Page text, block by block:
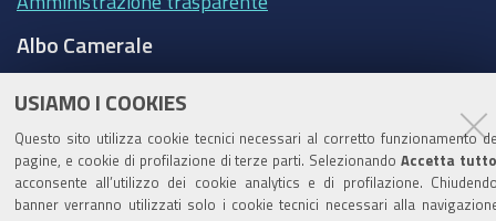
USIAMO I COOKIES
Questo sito utilizza cookie tecnici necessari al corretto funzionamento
pagine, e cookie di profilazione di terze parti. SelezionandoAccetta
acconsente all’utilizzo dei cookie analytics e di profilazione.
banner verranno utilizzati solo i cookie tecnici necessari alla
Albo Camerale
Area riservata Amministratori
Accesso riservato agli Amministratori dell'ente